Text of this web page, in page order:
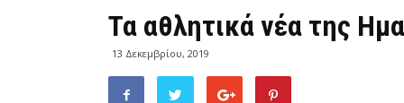
Τα αθλητικά νέα της
13 Δεκεμβρίου, 2019